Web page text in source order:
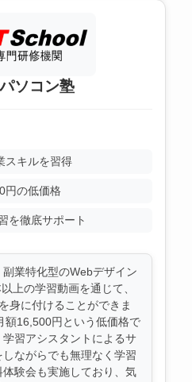
ソコン塾
スキルを習得
円の低価格
を徹底サポート
業特化型のWebデザイン
上の学習動画を通じて、
身に付けることができま
額16,500円という低価格で
習アシスタントによるサ
ながらでも無理なく学習
験会も実施しており、気